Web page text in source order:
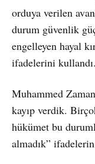
orduya verilen
durum güvenlik
engelleyen hayal
ifadelerini kullandı.
Muhammed
kayıp verdik.
hükümet bu
almadık”